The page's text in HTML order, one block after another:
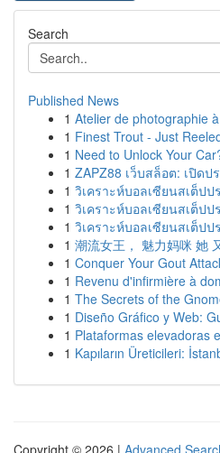
Search
Published News
1 Atelier de photographie
1 Finest Trout - Just
1 Need to Unlock Your
1 ZAPZ88 เว็บสล็อต: เปิด
1 วิเคราะห์บอลเซียนสเต็ปป
1 วิเคราะห์บอลเซียนสเต็ปป
1 วิเคราะห์บอลเซียนสเต็ปป
1 潮流女王， 魅力妈咪 她
1 Conquer Your Gout
1 Revenu d'infirmière à
1 The Secrets of the
1 Diseño Gráfico y Web:
1 Plataformas elevadoras
1 Kapıların Üreticileri:
Copyright © 2026 | Advanced